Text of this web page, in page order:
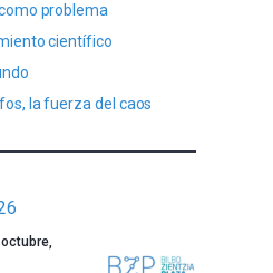
problema
científico
la fuerza del caos